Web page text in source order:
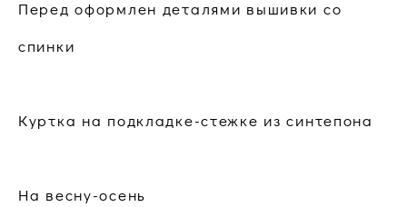
Перед оформлен деталями вышивки со
спинки
Куртка на подкладке-стежке из синтепона
На весну-осень